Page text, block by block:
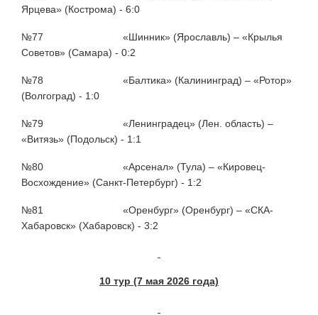
Ярцева» (Кострома) - 6:0
№77 «Шинник» (Ярославль) – «Крылья
Советов» (Самара) - 0:2
№78 «Балтика» (Калининград) – «Ротор»
(Волгоград) - 1:0
№79 «Ленинградец» (Лен. область) –
«Витязь» (Подольск) - 1:1
№80 «Арсенал» (Тула) – «Кировец-
Восхождение» (Санкт-Петербург) - 1:2
№81 «Оренбург» (Оренбург) – «СКА-
Хабаровск» (Хабаровск) - 3:2
10 тур (7 мая 2026 года)